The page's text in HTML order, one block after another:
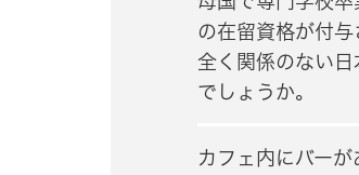
の在留資格が付
全く関係のない
でしょうか。
カフェ内にバー